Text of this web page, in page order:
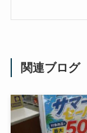
関連ブログ